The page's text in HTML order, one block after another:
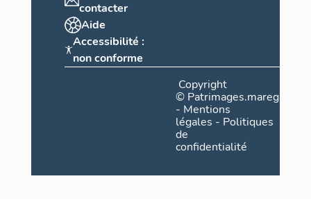
contacter
Aide
Accessibilité :
non conforme
Copyright
©
- Mentions
légales - Politiques
de
confidentialité